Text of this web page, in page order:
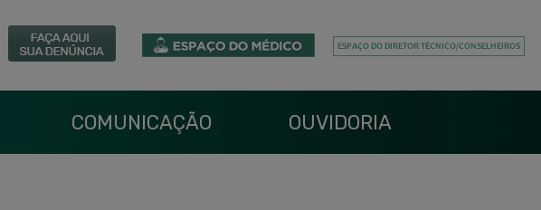
COMUNICAÇÃO OUVIDORIA